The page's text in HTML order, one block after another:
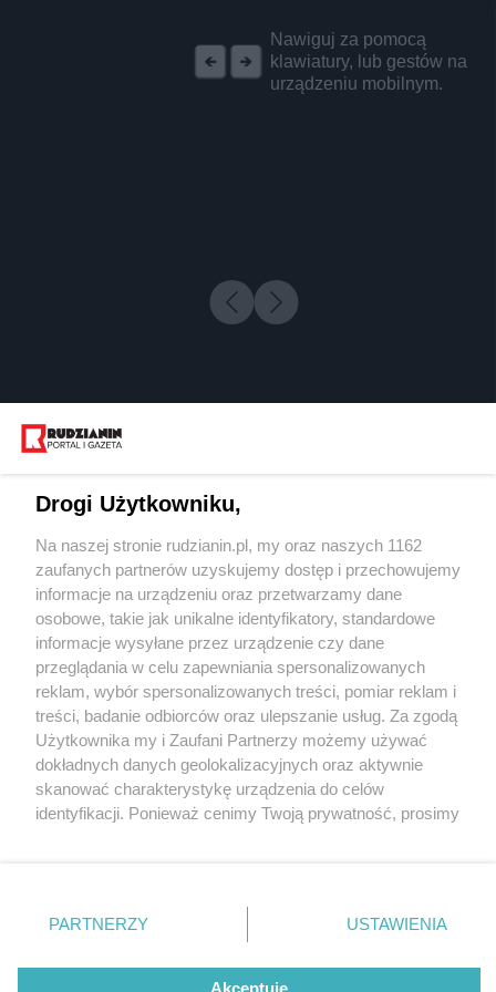
Nawiguj za pomocą
klawiatury, lub gestów na
urządzeniu mobilnym.
2 / 0
Wydawca mediów
Nie zapomnij
zapoznać się z:
polityką prywatności regulamin korzystania z portali
Twojemiasto
Piekary Śląskie
Chorzów
Tarnowskie Góry
Gliwice
Skontakuj sięz nami
Kontakt
Wydawca
Redakcja
Drogi Użytkowniku,
Na naszej stronie rudzianin.pl, my oraz naszych 1162
zaufanych partnerów uzyskujemy dostęp i przechowujemy
informacje na urządzeniu oraz przetwarzamy dane
osobowe, takie jak unikalne identyfikatory, standardowe
informacje wysyłane przez urządzenie czy dane
przeglądania w celu zapewniania spersonalizowanych
reklam, wybór spersonalizowanych treści, pomiar reklam i
treści, badanie odbiorców oraz ulepszanie usług. Za zgodą
Użytkownika my i Zaufani Partnerzy możemy używać
dokładnych danych geolokalizacyjnych oraz aktywnie
skanować charakterystykę urządzenia do celów
identyfikacji. Ponieważ cenimy Twoją prywatność, prosimy
prywatności znajdujący się w lewym dolnym rogu strony
. Niektóre rodzaje przetwarzania danych nie wymagają
zgody użytkownika, ale masz prawo sprzeciwić się
takiemu przetwarzaniu. Preferencje będą miały
PARTNERZY USTAWIENIA
Akceptuję